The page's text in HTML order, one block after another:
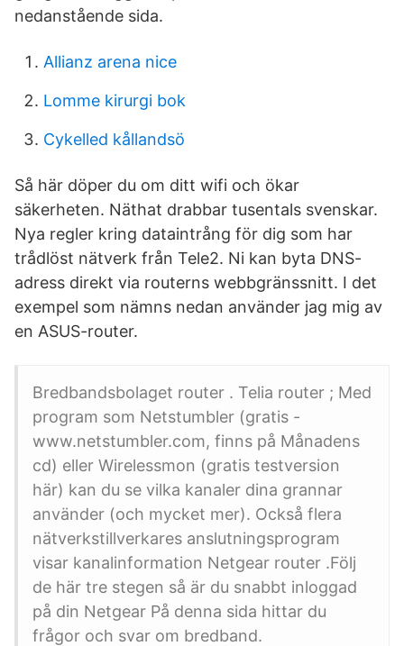
nedanstående sida.
Allianz arena nice
Lomme kirurgi bok
Cykelled kållandsö
Så här döper du om ditt wifi och ökar
säkerheten. Näthat drabbar tusentals svenskar.
Nya regler kring dataintrång för dig som har
trådlöst nätverk från Tele2. Ni kan byta DNS-
adress direkt via routerns webbgränssnitt. I det
exempel som nämns nedan använder jag mig av
en ASUS-router.
Bredbandsbolaget router . Telia router ; Med
program som Netstumbler (gratis -
www.netstumbler.com, finns på Månadens
cd) eller Wirelessmon (gratis testversion
här) kan du se vilka kanaler dina grannar
använder (och mycket mer). Också flera
nätverkstillverkares anslutningsprogram
visar kanalinformation Netgear router .Följ
de här tre stegen så är du snabbt inloggad
på din Netgear På denna sida hittar du
frågor och svar om bredband.